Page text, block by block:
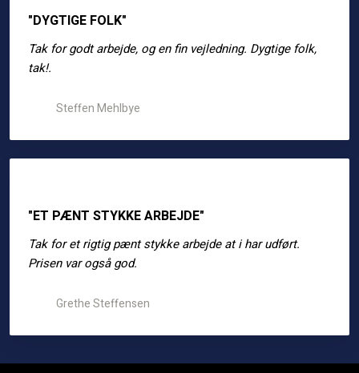
"DYGTIGE FOLK"
Tak for godt arbejde, og en fin vejledning. Dygtige folk,
tak!.
Steffen Mehlbye
"ET PÆNT STYKKE ARBEJDE"
Tak for et rigtig pænt stykke arbejde at i har udført.
Prisen var også god.
Grethe Steffensen